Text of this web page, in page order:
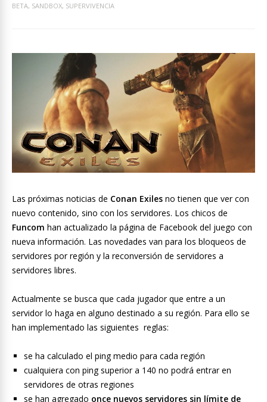
BETA, SANDBOX, SUPERVIVENCIA
Las próximas noticias de Conan Exiles no tienen que ver con
nuevo contenido, sino con los servidores. Los chicos de
Funcom han actualizado la página de Facebook del juego con
nueva información. Las novedades van para los bloqueos de
servidores por región y la reconversión de servidores a
servidores libres.
Actualmente se busca que cada jugador que entre a un
servidor lo haga en alguno destinado a su región. Para ello se
han implementado las siguientes reglas:
se ha calculado el ping medio para cada región
cualquiera con ping superior a 140 no podrá entrar en
servidores de otras regiones
se han agregado once nuevos servidores sin límite de